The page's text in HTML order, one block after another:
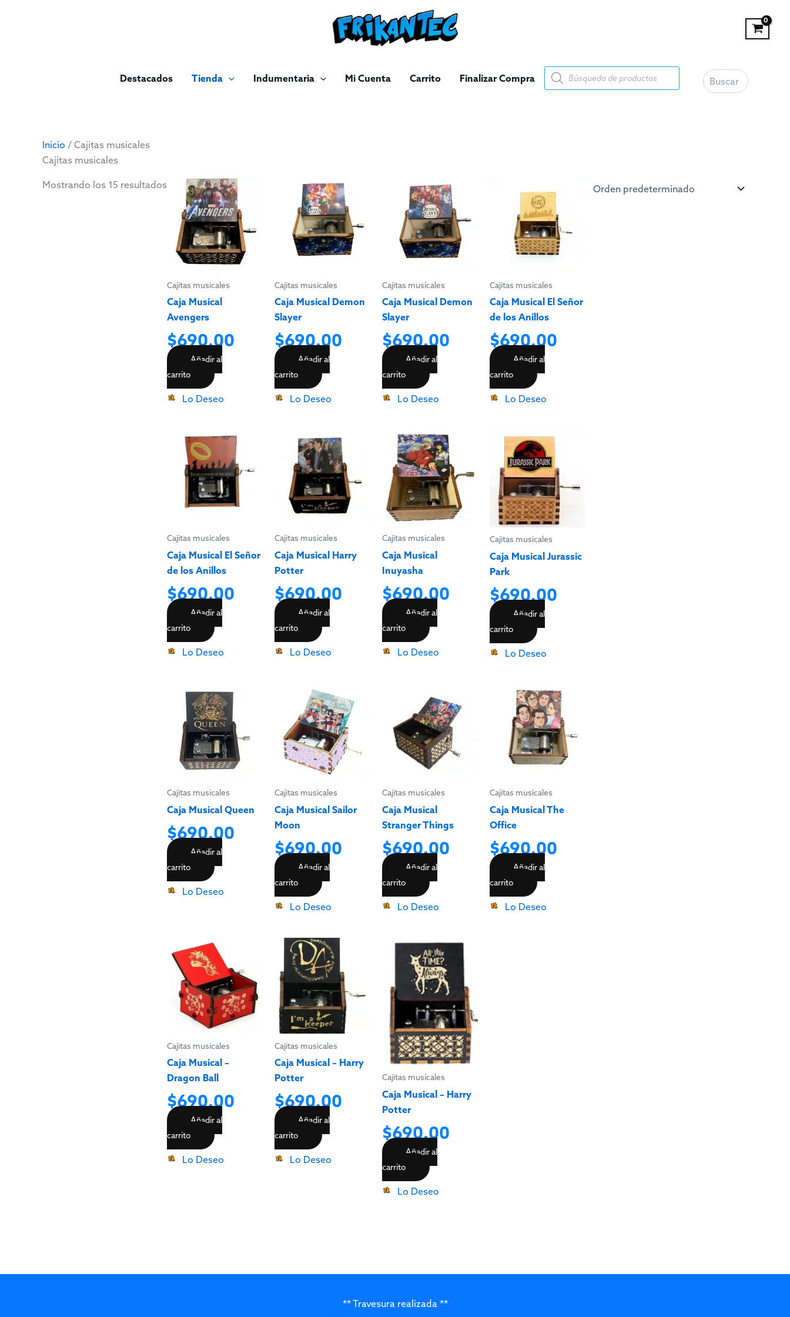
Destacados Tienda Indumentaria Mi Cuenta Carrito Finalizar Compra
Búsqueda
de
Inicio / Cajitas musicales
Cajitas musicales
Mostrando los 15 resultados
Cajitas musicales
Caja Musical
Avengers
$690.00
Añadir al
carrito
Lo Deseo
Cajitas musicales
Caja Musical Demon
Slayer
$690.00
Añadir al
carrito
Lo Deseo
Cajitas musicales
Caja Musical Demon
Slayer
$690.00
Añadir al
carrito
Lo Deseo
Cajitas musicales
Caja Musical El Señor
de los Anillos
$690.00
Añadir al
carrito
Lo Deseo
Cajitas musicales
Caja Musical El Señor
de los Anillos
$690.00
Añadir al
carrito
Lo Deseo
Cajitas musicales
Caja Musical Harry
Potter
$690.00
Añadir al
carrito
Lo Deseo
Cajitas musicales
Caja Musical
Inuyasha
$690.00
Añadir al
carrito
Lo Deseo
Cajitas musicales
Caja Musical Jurassic
Park
$690.00
Añadir al
carrito
Lo Deseo
Cajitas musicales
Caja Musical Queen
$690.00
Añadir al
carrito
Lo Deseo
Cajitas musicales
Caja Musical Sailor
Moon
$690.00
Añadir al
carrito
Lo Deseo
Cajitas musicales
Caja Musical
Stranger Things
$690.00
Añadir al
carrito
Lo Deseo
Cajitas musicales
Caja Musical The
Office
$690.00
Añadir al
carrito
Lo Deseo
Cajitas musicales
Caja Musical –
Dragon Ball
$690.00
Añadir al
carrito
Lo Deseo
Cajitas musicales
Caja Musical – Harry
Potter
$690.00
Añadir al
carrito
Lo Deseo
Cajitas musicales
Caja Musical – Harry
Potter
$690.00
Añadir al
carrito
Lo Deseo
** Travesura realizada **